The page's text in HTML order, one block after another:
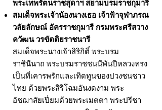
พระเทพรัตนราชสุดาฯ สยามบรมราชกุมารี
สมเด็จพระเจ้าน้องนางเธอ เจ้าฟ้าจุฬาภรณ
วลัยลักษณ์ อัครราชกุมารี กรมพระศรีสวาง
ควัฒน วรขัตติยราชนารี
สมเด็จพระนางเจ้าสิริกิติ์ พระบรม
ราชินีนาถ พระบรมราชชนนีพันปีหลวงทรง
เป็นที่เคารพรักและเทิดทูนของปวงชนชาว
ไทย ด้วยพระสิริโฉมอันงดงาม พระ
อัชฌาสัยเปี่ยมด้วยพระเมตตา พระปรีชา